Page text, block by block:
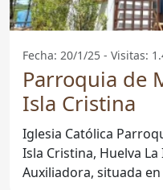
Fecha: 20/1/25 - Visitas:
Parroquia de
Isla Cristina
Iglesia Católica
Isla Cristina, Huelva La Iglesia Parroquial de María
Auxiliadora, situada